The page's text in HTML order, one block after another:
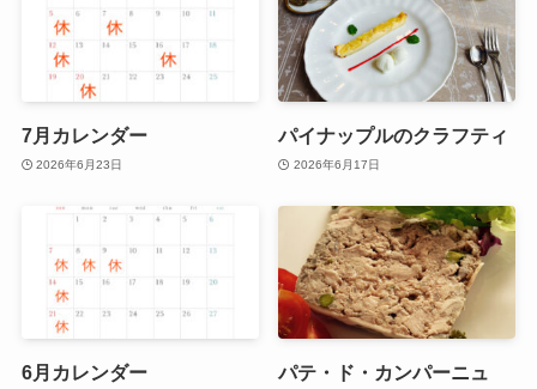
7月カレンダー
2026年6月23日
パイナップルのクラフティ
2026年6月17日
6月カレンダー パテ・ド・カンパーニュ